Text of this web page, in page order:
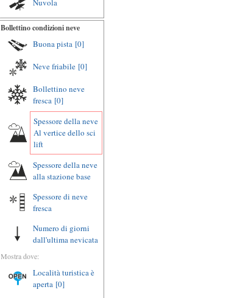
Nuvola
Bollettino condizioni neve
Buona pista [0]
Neve friabile [0]
Bollettino neve
fresca [0]
Spessore della neve
Al vertice dello sci
lift
Spessore della neve
alla stazione base
Spessore di neve
fresca
Numero di giorni
dall'ultima nevicata
Mostra dove:
Località turistica è
aperta [0]